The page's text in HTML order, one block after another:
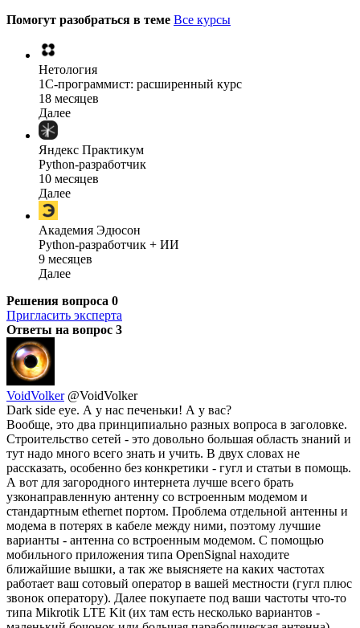
Помогут разобраться в теме Все курсы
Нетология
1C-программист: расширенный курс
18 месяцев
Далее
Яндекс Практикум
Python-разработчик
10 месяцев
Далее
Академия Эдюсон
Python-разработчик + ИИ
9 месяцев
Далее
Решения вопроса 0
Пригласить эксперта
Ответы на вопрос 3
VoidVolker @VoidVolker
Dark side eye. А у нас печеньки! А у вас?
Вообще, это два принципиально разных вопроса в заголовке.
Строительство сетей - это довольно большая область знаний и
тут надо много всего знать и учить. В двух словах не
рассказать, особенно без конкретики - гугл и статьи в помощь.
А вот для загородного интернета лучше всего брать
узконаправленную антенну со встроенным модемом и
стандартным ethernet портом. Проблема отдельной антенны и
модема в потерях в кабеле между ними, поэтому лучшие
варианты - антенна со встроенным модемом. С помощью
мобильного приложения типа OpenSignal находите
ближайшие вышки, а так же выясняете на каких частотах
работает ваш сотовый оператор в вашей местности (гугл плюс
звонок оператору). Далее покупаете под ваши частоты что-то
типа Mikrotik LTE Kit (их там есть несколько вариантов -